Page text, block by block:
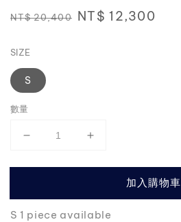
Regular
NT$ 20,400 Sale
NT$ 12,300
SIZE
S
數量
加入購物車
S 1 piece available